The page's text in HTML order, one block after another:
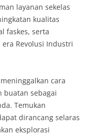
layanan sekelas
kualitas
faskes, serta
Revolusi Industri
cara
buatan sebagai
Temukan
dirancang selaras
eksplorasi